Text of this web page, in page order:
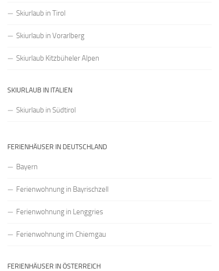
Skiurlaub in Tirol
Skiurlaub in Vorarlberg
Skiurlaub Kitzbüheler Alpen
SKIURLAUB IN ITALIEN
Skiurlaub in Südtirol
FERIENHÄUSER IN DEUTSCHLAND
Bayern
Ferienwohnung in Bayrischzell
Ferienwohnung in Lenggries
Ferienwohnung im Chiemgau
FERIENHÄUSER IN ÖSTERREICH